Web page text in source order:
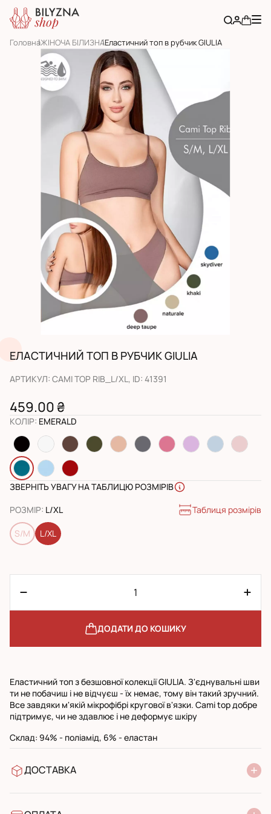
ГоловнаЖІНОЧА БІЛИЗНАЕластичний топ в рубчик GIULIA
ЕЛАСТИЧНИЙ ТОП В РУБЧИК GIULIA
АРТИКУЛ: CAMI TOP RIB_L/XL, ID: 41391
459.00 ₴
КОЛІР: EMERALD
ЗВЕРНІТЬ УВАГУ НА ТАБЛИЦЮ РОЗМІРІВ
РОЗМІР: L/XL Таблиця розмірів
S/M L/XL
ДОДАТИ ДО КОШИКУ
Еластичний топ з безшовної колекції GIULIA. З'єднувальні шви
ти не побачиш і не відчуєш - їх немає, тому він такий зручний.
Все завдяки м'якій мікрофібрі кругової в'язки. Cami top добре
підтримує, чи не здавлює і не деформує шкіру
Cклад: 94% - поліамід, 6% - еластан
ДОСТАВКА
УкрПошта стандарт